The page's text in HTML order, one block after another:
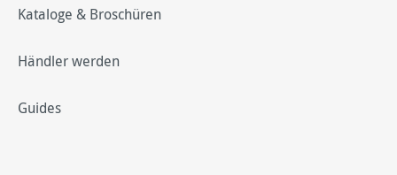
Kataloge & Broschüren
Händler werden
Guides